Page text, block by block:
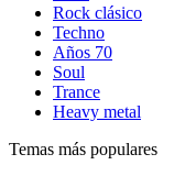
Rock clásico
Techno
Años 70
Soul
Trance
Heavy metal
Temas más populares